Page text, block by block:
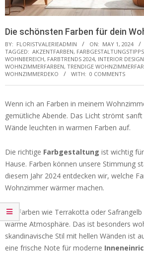
Die schönsten Farben für dein
BY: FLORISTVALERIEADMIN ON: MAY 1, 2024
TAGGED: AKZENTFARBEN, FARBGESTALTUNGSTIPPS
WOHNBEREICH, FARBTRENDS 2024, INTERIOR
WOHNZIMMERFARBEN, TRENDIGE
WOHNZIMMERDEKO
WITH: 0 COMMENTS
Wenn ich an Farben in meinem
gemütliche Abende. Das Licht strömt
Wände leuchten in warmen Farben auf.
Die richtige Farbgestaltung ist wichtig
Hause. Farben können unsere Stimmung
diesem Jahr 2024 entdecken wir, welche
Wohnzimmer wärmer machen.
Mit Farben wie Terrakotta oder
warme Atmosphäre. Das ist besonders
skandinavische Stil mit hellen Wänden ist
eine frische Note für moderne